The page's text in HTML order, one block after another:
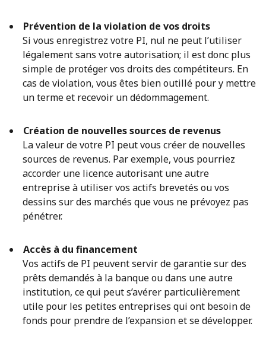
Prévention de la violation de vos droits
Si vous enregistrez votre PI, nul ne peut l’utiliser
légalement sans votre autorisation; il est donc plus
simple de protéger vos droits des compétiteurs. En
cas de violation, vous êtes bien outillé pour y mettre
un terme et recevoir un dédommagement.
Création de nouvelles sources de revenus
La valeur de votre PI peut vous créer de nouvelles
sources de revenus. Par exemple, vous pourriez
accorder une licence autorisant une autre
entreprise à utiliser vos actifs brevetés ou vos
dessins sur des marchés que vous ne prévoyez pas
pénétrer.
Accès à du financement
Vos actifs de PI peuvent servir de garantie sur des
prêts demandés à la banque ou dans une autre
institution, ce qui peut s’avérer particulièrement
utile pour les petites entreprises qui ont besoin de
fonds pour prendre de l’expansion et se développer.